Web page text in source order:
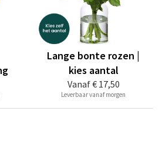
Vanaf€ 17,50
Lange bonte rozen |
kies aantal
Leverbaar vanaf morgen